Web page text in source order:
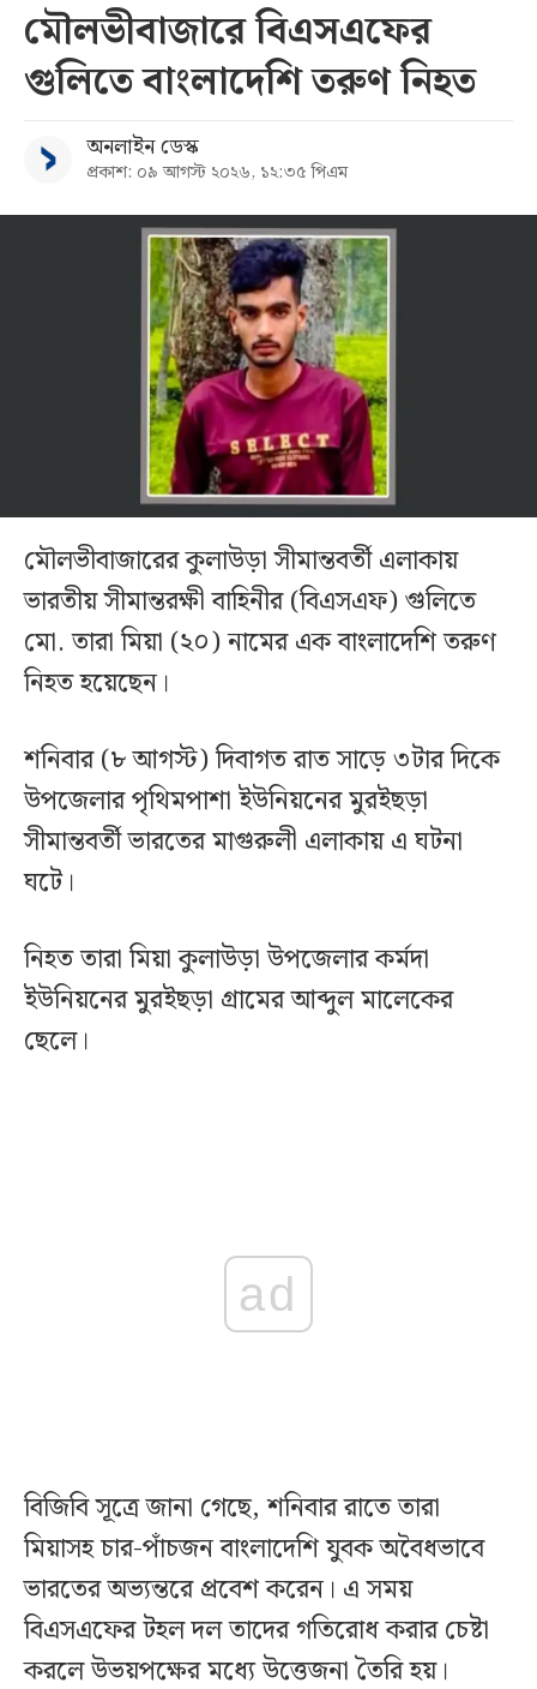
মৌলভীবাজারে বিএসএফের
গুলিতে বাংলাদেশি তরুণ নিহত
অনলাইন ডেস্ক
প্রকাশ: ০৯ আগস্ট ২০২৬, ১২:৩৫ পিএম
মৌলভীবাজারের কুলাউড়া সীমান্তবর্তী এলাকায়
ভারতীয় সীমান্তরক্ষী বাহিনীর (বিএসএফ) গুলিতে
মো. তারা মিয়া (২০) নামের এক বাংলাদেশি তরুণ
নিহত হয়েছেন।
শনিবার (৮ আগস্ট) দিবাগত রাত সাড়ে ৩টার দিকে
উপজেলার পৃথিমপাশা ইউনিয়নের মুরইছড়া
সীমান্তবর্তী ভারতের মাগুরুলী এলাকায় এ ঘটনা
ঘটে।
নিহত তারা মিয়া কুলাউড়া উপজেলার কর্মদা
ইউনিয়নের মুরইছড়া গ্রামের আব্দুল মালেকের
ছেলে।
ad
বিজিবি সূত্রে জানা গেছে, শনিবার রাতে তারা
মিয়াসহ চার-পাঁচজন বাংলাদেশি যুবক অবৈধভাবে
ভারতের অভ্যন্তরে প্রবেশ করেন। এ সময়
বিএসএফের টহল দল তাদের গতিরোধ করার চেষ্টা
করলে উভয়পক্ষের মধ্যে উত্তেজনা তৈরি হয়।